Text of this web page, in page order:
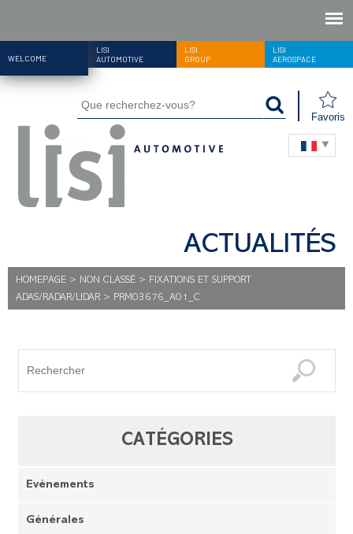
WELCOME
LISI
AUTOMOTIVE
LISI
GROUP
LISI
AEROSPACE
Favoris
ACTUALITÉS
HOMEPAGE > NON CLASSÉ > FIXATIONS ET SUPPORT
ADAS/RADAR/LIDAR > PRM03676_A01_C
CATÉGORIES
Evénements
Générales